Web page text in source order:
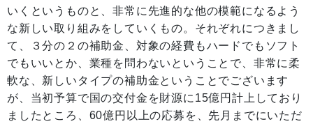
いくというものと、非常に先進的な他の模範になるよう
な新しい取り組みをしていくもの。それぞれにつきまし
て、３分の２の補助金、対象の経費もハードでもソフト
でもいいとか、業種を問わないということで、非常に柔
軟な、新しいタイプの補助金ということでございます
が、当初予算で国の交付金を財源に15億円計上しており
ましたところ、60億円以上の応募を、先月までにいただ